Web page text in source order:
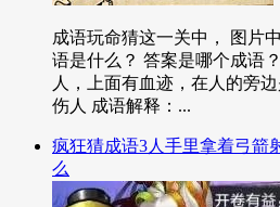
成语玩命猜这一关中， 图片
语是什么？ 答案是哪个成语
人，上面有血迹，在人的旁
伤人 成语解释：...
疯狂猜成语3人手里拿着弓箭
么